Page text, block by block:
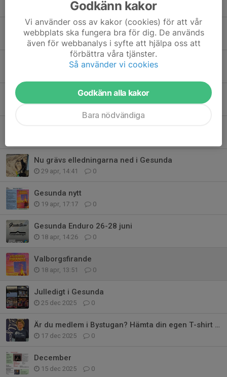
5 aug, 11:28 0
Funktionärsmöte 25 juni
21 jun, 22:40 0
Varmt välkomna att fira midsommar med oss
Nationaldag vid Gesunda Bystuga kl. 12.00 -14.00.
1 jun, 21:05 0
Nu grävs elledningarna ned i Gesunda
29 apr, 14:41 0
Gesunda nytt
19 apr, 17:17 0
Gesunda Enduro 26-28 juni
18 apr, 14:26 0
Valborgsfirande
18 apr, 13:51 0
Julledigt i Gesunda
25 dec 2025 0
Är du medlem i Bystugan? Hämta din egen T-shirt i mellandagarna
17 dec 2025 0
December
15 dec 2025 0
Godkänn kakor
Vi använder oss av kakor (cookies) för att vår
webbplats ska fungera bra för dig. De används
även för webbanalys i syfte att hjälpa oss att
förbättra våra tjänster.
Så använder vi cookies
Godkänn alla kakor
Bara nödvändiga